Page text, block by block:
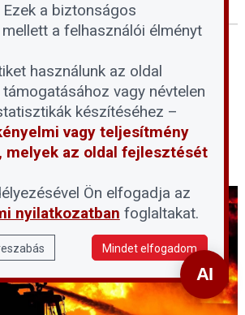
a lakóközösség a
jelentette
ellen
a biztonságos
a felhasználói élményt
használunk az oldal
vagy névtelen
készítéséhez –
vagy teljesítmény
melyek az oldal fejlesztését
Ön elfogadja az
nyilatkozatban foglaltakat.
Mindet elfogadom